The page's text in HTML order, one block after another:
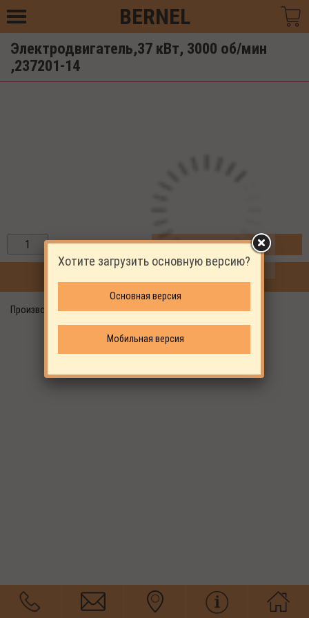
BERNEL
Электродвигатель,37 кВт, 3000 об/мин
,237201-14
ЗАКАЗАТЬ
Производитель: EKOMAK
Хотите загрузить основную версию?
Основная версия
Мобильная версия